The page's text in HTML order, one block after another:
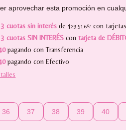
aprovechar esta promoción en
3 cuotas sin interés de $29.51667 con
3 cuotas SIN INTERÉS contarjeta de
pagando con Transferencia
pagando con Efectivo
36 37 38 39 40